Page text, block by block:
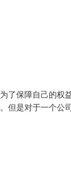
了保障自己的权
但是对于一个公